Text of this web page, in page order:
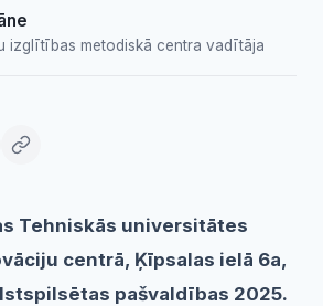
izglītības metodiskā centra vadītāja
Tehniskās universitātes
centrā, Ķīpsalas ielā 6a,
pašvaldības 2025.